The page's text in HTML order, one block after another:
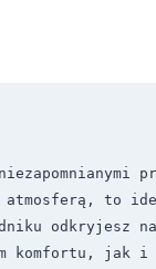
to
odkryjesz
komfortu,